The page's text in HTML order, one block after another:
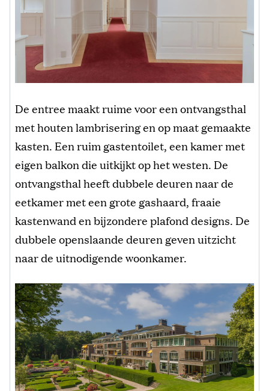
De entree maakt ruime voor een ontvangsthal
met houten lambrisering en op maat gemaakte
kasten. Een ruim gastentoilet, een kamer met
eigen balkon die uitkijkt op het westen. De
ontvangsthal heeft dubbele deuren naar de
eetkamer met een grote gashaard, fraaie
kastenwand en bijzondere plafond designs. De
dubbele openslaande deuren geven uitzicht
naar de uitnodigende woonkamer.